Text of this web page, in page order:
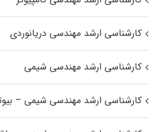
کارشناسی ارشد مهندسی دریانوردی
کارشناسی ارشد مهندسی شیمی
کارشناسی ارشد مهندسی شیمی –